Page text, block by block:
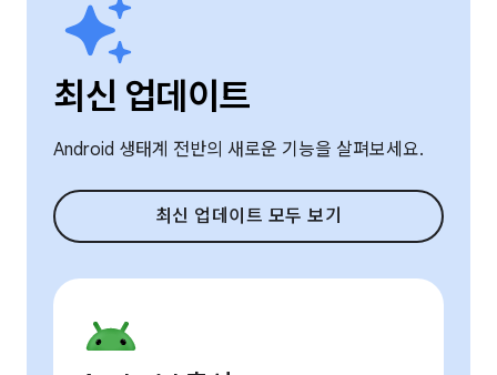
최신 업데이트
Android 생태계 전반의 새로운 기능을 살펴보세요.
최신 업데이트 모두 보기